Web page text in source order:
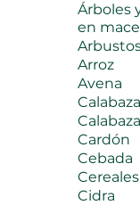
Árboles
en
Arroz
Avena
Calabaza
Cardón
Cebada
Cereales
Cidra